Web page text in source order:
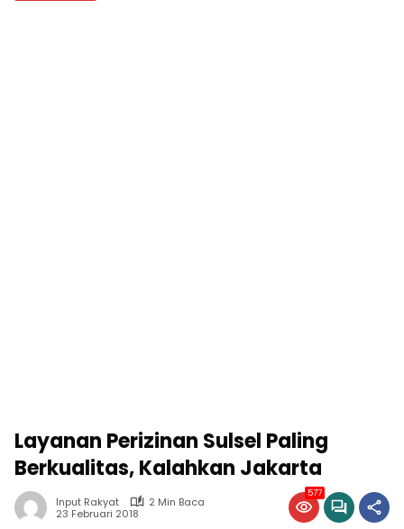
Layanan Perizinan Sulsel Paling
Berkualitas, Kalahkan Jakarta
Input Rakyat
2 Min Baca
23 Februari 2018
577